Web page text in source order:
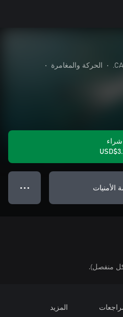
• الحركة والمغامرة
•
شراء
الأمنيات ● ● ●
منفصل).
المزيد